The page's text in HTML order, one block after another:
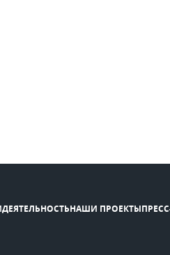
ДЕЯТЕЛЬНОСТЬНАШИ ПРОЕКТЫ